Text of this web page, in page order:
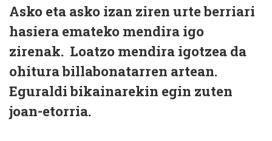
Asko eta asko izan ziren urte berriari
hasiera emateko mendira igo
zirenak. Loatzo mendira igotzea da
ohitura billabonatarren artean.
Eguraldi bikainarekin egin zuten
joan-etorria.